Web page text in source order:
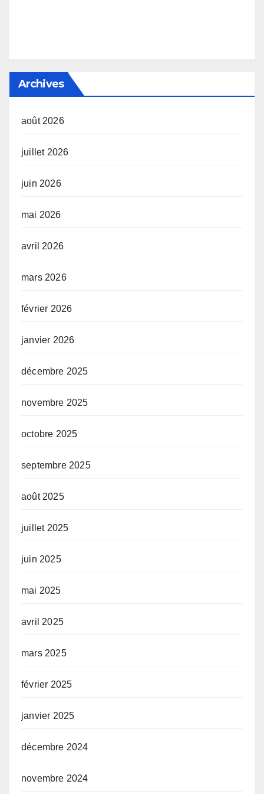
Archives
août 2026
juillet 2026
juin 2026
mai 2026
avril 2026
mars 2026
février 2026
janvier 2026
décembre 2025
novembre 2025
octobre 2025
septembre 2025
août 2025
juillet 2025
juin 2025
mai 2025
avril 2025
mars 2025
février 2025
janvier 2025
décembre 2024
novembre 2024